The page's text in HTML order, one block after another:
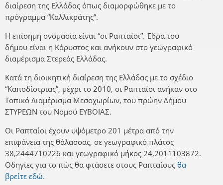
διαίρεση της Ελλάδας όπως διαμορφώθηκε με το
πρόγραμμα “Καλλικράτης”.
Η επίσημη ονομασία είναι “οι Ραπταίοι”. Έδρα του
δήμου είναι η Κάρυστος και ανήκουν στο γεωγραφικό
διαμέρισμα Στερεάς Ελλάδας.
Κατά τη διοικητική διαίρεση της Ελλάδας με το σχέδιο
“Καποδίστριας”, μέχρι το 2010, οι Ραπταίοι ανήκαν στο
Τοπικό Διαμέρισμα Μεσοχωρίων, του πρώην Δήμου
ΣΤΥΡΕΩΝ του Νομού ΕΥΒΟΙΑΣ.
Οι Ραπταίοι έχουν υψόμετρο 201 μέτρα από την
επιφάνεια της θάλασσας, σε γεωγραφικό πλάτος
38,2444710226 και γεωγραφικό μήκος 24,2011103872.
Οδηγίες για το πώς θα φτάσετε στους Ραπταίους θα
βρείτε εδώ.